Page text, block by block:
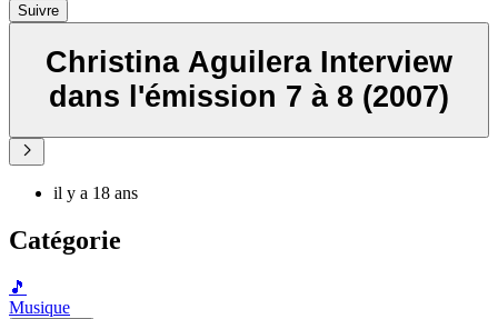
Suivre
Christina Aguilera Interview
dans l'émission 7 à 8 (2007)
il y a 18 ans
Catégorie
🎵
Musique